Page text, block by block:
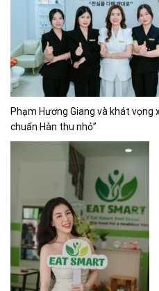
Phạm Hương Giang và khát vọng
chuẩn Hàn thu nhỏ”